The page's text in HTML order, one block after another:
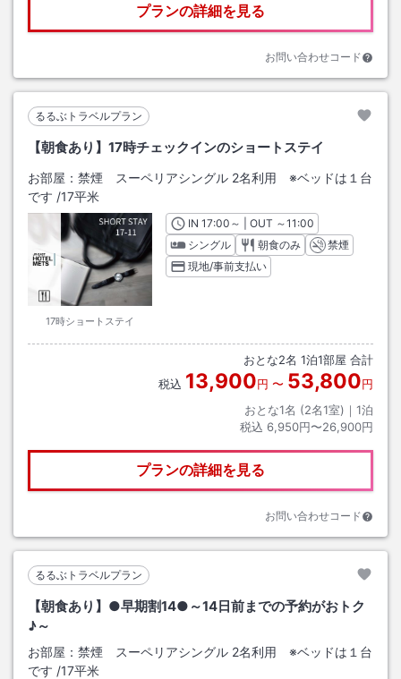
プランの詳細を見る
お問い合わせコード
るるぶトラベルプラン
【朝食あり】17時チェックインのショートステイ
お部屋： 禁煙 スーペリアシングル 2名利用 ※ベッドは１台
です /17平米
17時ショートステイ
INチェックイン
17:00 ～ | OUT チェックアウト
～11:00
シングル
朝食のみ
禁煙
現地/事前支払い
おとな2名 1泊1部屋 合計
税込 13,900円 〜 53,800円
おとな1名 (2名1室)｜ 1泊
税込 6,950円〜26,900円
プランの詳細を見る
お問い合わせコード
るるぶトラベルプラン
【朝食あり】●早期割14●～14日前までの予約がおトク
♪～
お部屋： 禁煙 スーペリアシングル 2名利用 ※ベッドは１台
です /17平米